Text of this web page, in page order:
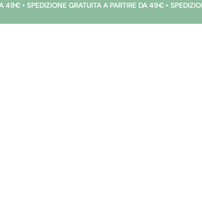
GRATUITA A PARTIRE DA 49€ • SPEDIZIONE